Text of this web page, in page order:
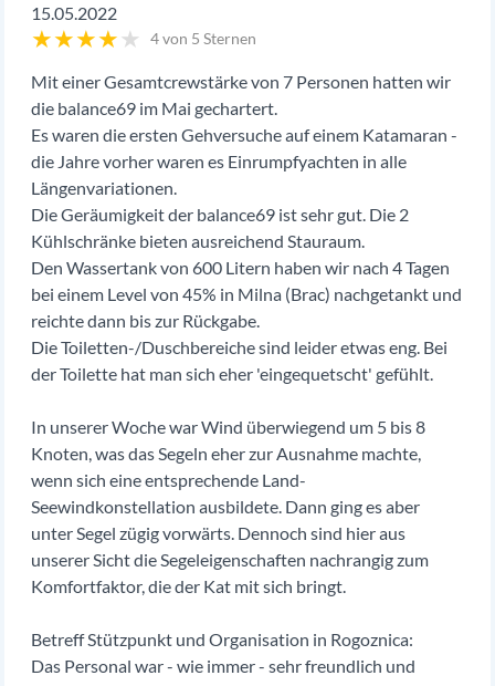
15.05.2022
★★★★★ 4 von 5 Sternen
Mit einer Gesamtcrewstärke von 7 Personen hatten wir
die balance69 im Mai gechartert.
Es waren die ersten Gehversuche auf einem Katamaran -
die Jahre vorher waren es Einrumpfyachten in alle
Längenvariationen.
Die Geräumigkeit der balance69 ist sehr gut. Die 2
Kühlschränke bieten ausreichend Stauraum.
Den Wassertank von 600 Litern haben wir nach 4 Tagen
bei einem Level von 45% in Milna (Brac) nachgetankt und
reichte dann bis zur Rückgabe.
Die Toiletten-/Duschbereiche sind leider etwas eng. Bei
der Toilette hat man sich eher 'eingequetscht' gefühlt.
In unserer Woche war Wind überwiegend um 5 bis 8
Knoten, was das Segeln eher zur Ausnahme machte,
wenn sich eine entsprechende Land-
Seewindkonstellation ausbildete. Dann ging es aber
unter Segel zügig vorwärts. Dennoch sind hier aus
unserer Sicht die Segeleigenschaften nachrangig zum
Komfortfaktor, die der Kat mit sich bringt.
Betreff Stützpunkt und Organisation in Rogoznica:
Das Personal war - wie immer - sehr freundlich und